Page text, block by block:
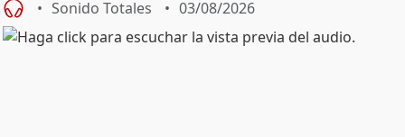
Sonido Totales 03/08/2026